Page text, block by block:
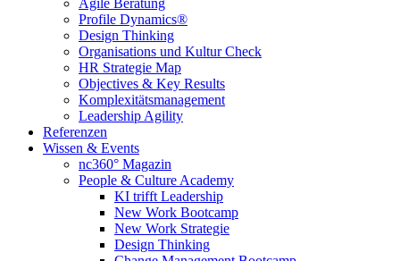
Profile Dynamics®
Design Thinking
Organisations und Kultur Check
HR Strategie Map
Objectives & Key Results
Komplexitätsmanagement
Leadership Agility
Referenzen
Wissen & Events
nc360° Magazin
People & Culture Academy
KI trifft Leadership
New Work Bootcamp
New Work Strategie
Design Thinking